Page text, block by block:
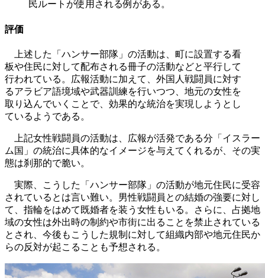
民ルートが使用される例がある。
評価
上述した「ハンサー部隊」の活動は、町に設置する看
板や住民に対して配布される冊子の活動などと平行して
行われている。広報活動に加えて、外国人戦闘員に対す
るアラビア語境域や武器訓練を行いつつ、地元の女性を
取り込んでいくことで、効果的な統治を実現しようとし
ているようである。
上記女性戦闘員の活動は、広報が活発である分「イスラー
ム国」の統治に具体的なイメージを与えてくれるが、その実
態は刹那的で脆い。
実際、こうした「ハンサー部隊」の活動が地元住民に受容
されているとは言い難い。男性戦闘員との結婚の強要に対し
て、指輪をはめて既婚者を装う女性もいる。さらに、占拠地
域の女性は外出時の制約や市街に出ることを禁止されている
とされ、今後もこうした規制に対して組織内部や地元住民か
らの反対が起こることも予想される。